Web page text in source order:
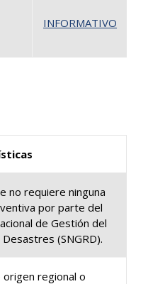
INFORMATIVO
no requiere ninguna
por parte del
de Gestión del
(SNGRD).
origen regional o